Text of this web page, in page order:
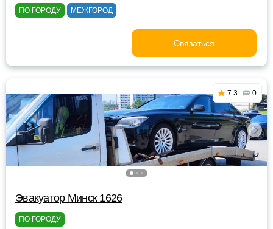
ПО ГОРОДУ МЕЖГОРОД
Связаться
7.3 0
Эвакуатор Минск 1626
ПО ГОРОДУ